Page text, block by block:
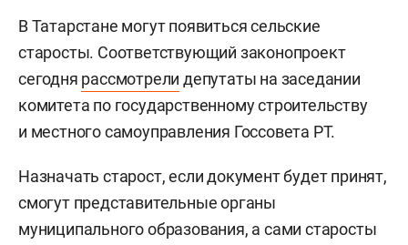
В Татарстане могут появиться сельские
старосты. Соответствующий законопроект
сегодня рассмотрели депутаты на заседании
комитета по государственному строительству
и местного самоуправления Госсовета РТ.
Назначать старост, если документ будет принят,
смогут представительные органы
муниципального образования, а сами старосты